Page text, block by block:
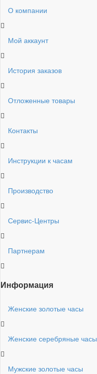
О компании
Мой аккаунт
История заказов
Отложенные товары
Контакты
Инструкции к часам
Производство
Сервис-Центры
Партнерам
Информация
Женские золотые часы
Женские серебряные часы
Мужские золотые часы